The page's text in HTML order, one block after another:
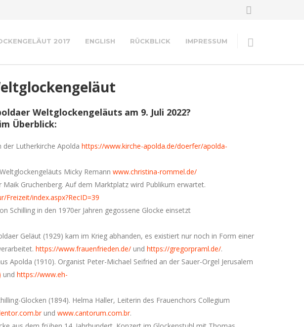
2017 ENGLISH RÜCKBLICK IMPRESSUM
Weltglockengeläuts am 9. Juli 2022?
Überblick:
Lutherkirche Apolda https://www.kirche-apolda.de/doerfer/apolda-
Micky Remann www.christina-rommel.de/
Gruchenberg. Auf dem Marktplatz wird Publikum erwartet.
index.aspx?RecID=39
Schilling in den 1970er Jahren gegossene Glocke einsetzt
Geläut (1929) kam im Krieg abhanden, es existiert nur noch in Form einer
https://www.frauenfrieden.de/ und https://gregorpraml.de/.
Apolda (1910). Organist Peter-Michael Seifried an der Sauer-Orgel Jerusalem
und https://www.eh-
Glocken (1894). Helma Haller, Leiterin des Frauenchors Collegium
und www.cantorum.com.br.